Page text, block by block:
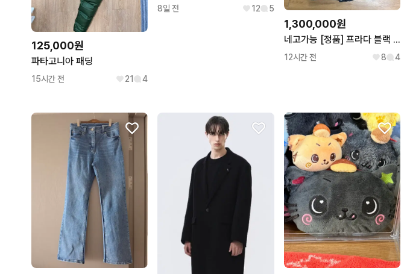
125,000원
파타고니아 패딩
15시간 전 21 4
8일 전 12 5
1,300,000원
네고가능 [정품] 프라다 블랙 패딩 50사이즈
12시간 전 8 4